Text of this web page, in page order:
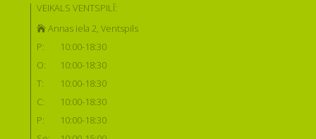
VEIKALS VENTSPILĪ:
Annas iela 2, Ventspils
P:
10:00-18:30
O:
10:00-18:30
T:
10:00-18:30
C:
10:00-18:30
P:
10:00-18:30